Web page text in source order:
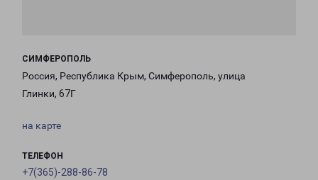
СИМФЕРОПОЛЬ
Россия, Республика Крым, Симферополь, улица
Глинки, 67Г
на карте
ТЕЛЕФОН
+7(365)-288-86-78